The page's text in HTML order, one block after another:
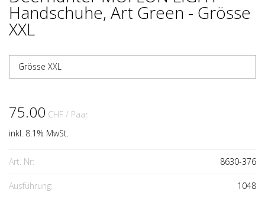
Handschuhe, Art Green - Grösse
XXL
Grösse XXL
75.00 CHF / Paar
inkl. 8.1% MwSt.
Art. Nr: 8630-376
Ausführung: 1048